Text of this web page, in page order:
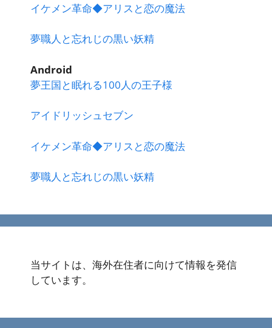
イケメン革命◆アリスと恋の魔法
夢職人と忘れじの黒い妖精
Android
夢王国と眠れる100人の王子様
アイドリッシュセブン
イケメン革命◆アリスと恋の魔法
夢職人と忘れじの黒い妖精
当サイトは、海外在住者に向けて情報を発信
しています。